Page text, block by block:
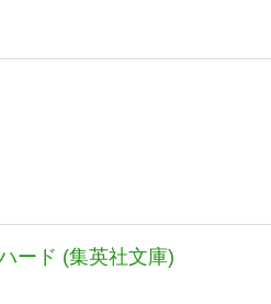
ード (集英社文庫)